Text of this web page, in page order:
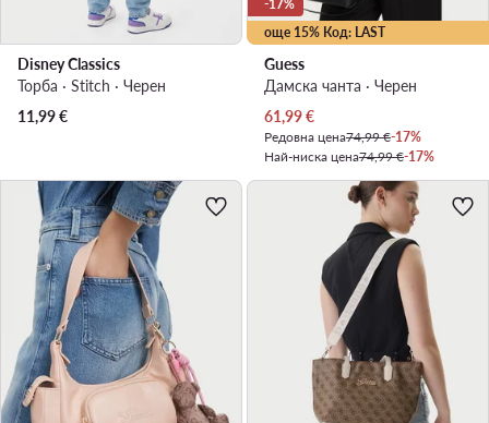
Disney Classics
Торба · Stitch · Черен
11,99€
още 15% Код: LAST
-17%
Guess
Дамска чанта · Черен
Актуална цена
61,99€
Редовна цена74,99 €-17%
Най-ниска цена74,99 €-17%